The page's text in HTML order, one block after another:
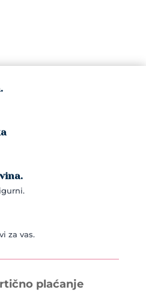
za vas.
plaćanje